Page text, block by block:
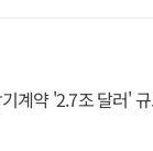
계약 '2.7조 달러'